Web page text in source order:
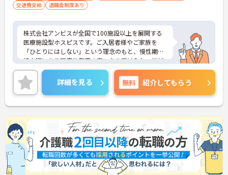
交通費支給
退職金制度あり
株式会社アンビスが全国で100施設以上を展開する
医療施設型ホスピスです。ご入居者様やご家族を
「ひとりにはしない」という理念のもと、慢性期や
終末期にあり医療依存度の高い方を受け入れ、地域
医療を支える社会的意義の高い事業を推進していま
す。現場には看護師が24時間常駐しています。急変
時の対応や医療行為は看護師が担当するため、初任
者研修や実務者研修の方も食事介助や入浴介助など
の生活を支えるケアに専念できる環境です。多職種
で情報を共有し、一人で判断を抱え込まないチーム
連携の体制がしっかりと整っています。働き方の面
では、夜勤明けの翌日が原則として公休となるほ
か、月平均の残業時間も5時間から7時間程度とかな
り少なめです。常勤スタッフの比率が90パーセント
を超えているため急な勤務変更が発生しにくく、あ
らかじめ決められた訪問予定表に沿って規則正しく
詳細を見る 無料 紹介してもらう